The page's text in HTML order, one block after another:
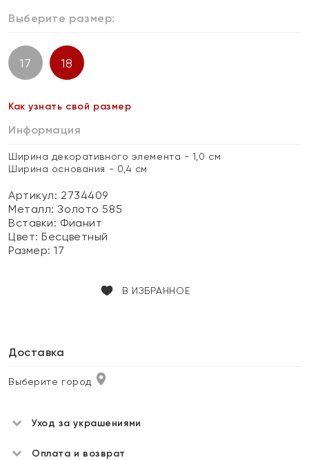
Выберите размер:
17 18
Как узнать свой размер
Информация
Ширина декоративного элемента - 1,0 см
Ширина основания - 0,4 см
Артикул: 2734409
Металл:Золото 585
Вставки: Фианит
Цвет:Бесцветный
Размер:17
В ИЗБРАННОЕ
Доставка
Выберите город
Уход за украшениями
Оплата и возврат